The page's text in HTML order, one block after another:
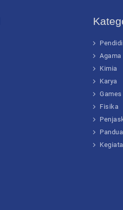
Agama
Kimia
Karya
Games
Fisika